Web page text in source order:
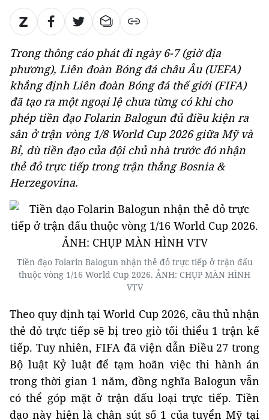
Trong thông cáo phát đi ngày 6-7 (giờ địa
phương), Liên đoàn Bóng đá châu Âu (UEFA)
khẳng định Liên đoàn Bóng đá thế giới (FIFA)
đã tạo ra một ngoại lệ chưa từng có khi cho
phép tiền đạo Folarin Balogun đủ điều kiện ra
sân ở trận vòng 1/8 World Cup 2026 giữa Mỹ và
Bỉ, dù tiền đạo của đội chủ nhà trước đó nhận
thẻ đỏ trực tiếp trong trận thắng Bosnia &
Herzegovina.
Tiền đạo Folarin Balogun nhận thẻ đỏ trực tiếp ở trận đấu
thuộc vòng 1/16 World Cup 2026. ẢNH: CHỤP MÀN HÌNH
VTV
Theo quy định tại World Cup 2026, cầu thủ nhận
thẻ đỏ trực tiếp sẽ bị treo giò tối thiểu 1 trận kế
tiếp. Tuy nhiên, FIFA đã viện dẫn Điều 27 trong
Bộ luật Kỷ luật để tạm hoãn việc thi hành án
trong thời gian 1 năm, đồng nghĩa Balogun vẫn
có thể góp mặt ở trận đấu loại trực tiếp. Tiền
đạo này hiện là chân sút số 1 của tuyển Mỹ tại